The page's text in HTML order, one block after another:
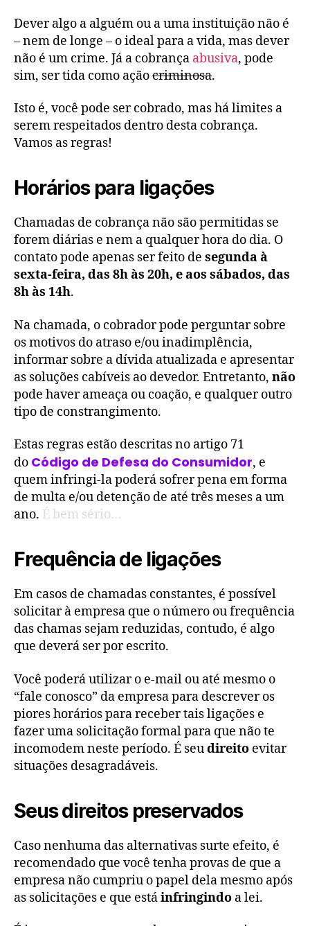
Dever algo a alguém ou a uma instituição não é
– nem de longe – o ideal para a vida, mas dever
não é um crime. Já a cobrança abusiva, pode
sim, ser tida como açãocriminosa.
Isto é, você pode ser cobrado, mas há limites a
serem respeitados dentro desta cobrança.
Vamos as regras!
Horários para ligações
Chamadas de cobrança não são permitidas se
forem diárias e nem a qualquer hora do dia. O
contato pode apenas ser feito de segunda à
sexta-feira, das 8h às 20h, e aos sábados, das
8h às 14h.
Na chamada, o cobrador pode perguntar sobre
os motivos do atraso e/ou inadimplência,
informar sobre a dívida atualizada e apresentar
as soluções cabíveis ao devedor. Entretanto, não
pode haver ameaça ou coação, e qualquer outro
tipo de constrangimento.
Estas regras estão descritas no artigo 71
do Código de Defesa do Consumidor, e
quem infringi-la poderá sofrer pena em forma
de multa e/ou detenção de até três meses a um
ano. É bem sério…
Frequência de ligações
Em casos de chamadas constantes, é possível
solicitar à empresa que o número ou frequência
das chamas sejam reduzidas, contudo, é algo
que deverá ser por escrito.
Você poderá utilizar o e-mail ou até mesmo o
“fale conosco” da empresa para descrever os
piores horários para receber tais ligações e
fazer uma solicitação formal para que não te
incomodem neste período. É seudireito evitar
situações desagradáveis.
Seus direitos preservados
Caso nenhuma das alternativas surte efeito, é
recomendado que você tenha provas de que a
empresa não cumpriu o papel dela mesmo após
as solicitações e que estáinfringindo a lei.